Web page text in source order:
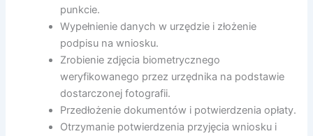
punkcie.
Wypełnienie danych w urzędzie i złożenie
podpisu na wniosku.
Zrobienie zdjęcia biometrycznego
weryfikowanego przez urzędnika na podstawie
dostarczonej fotografii.
Przedłożenie dokumentów i potwierdzenia opłaty.
Otrzymanie potwierdzenia przyjęcia wniosku i